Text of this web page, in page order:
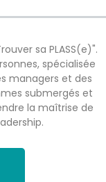
sa PLASS(e)".
spécialisée
managers et des
submergés et
la maîtrise de